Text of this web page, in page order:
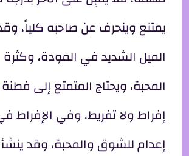
يمتنع وينحرف عن صاحبه كلياً،
الميل الشديد في المودة،
المحبة، ويحتاج المتمتع إلى
إفراط ولا تفريط، وفي الإفراط
إعدام للشوق والمحبة، وقد